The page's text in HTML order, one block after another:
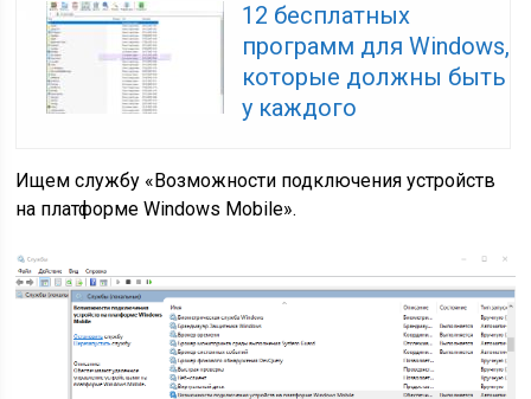
12 бесплатных
программ для Windows,
которые должны быть
у каждого
Ищем службу «Возможности подключения устройств
на платформе Windows Mobile».